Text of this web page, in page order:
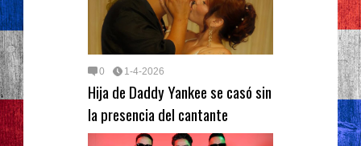
0 1-4-2026
Hija de Daddy Yankee se casó sin
la presencia del cantante